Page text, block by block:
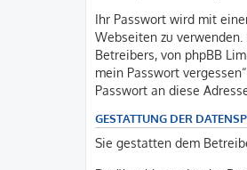
Ihr Passwort wird mit
Webseiten zu
Betreibers, von phpBB
mein Passwort
Passwort an diese
GESTATTUNG DER
Sie gestatten dem